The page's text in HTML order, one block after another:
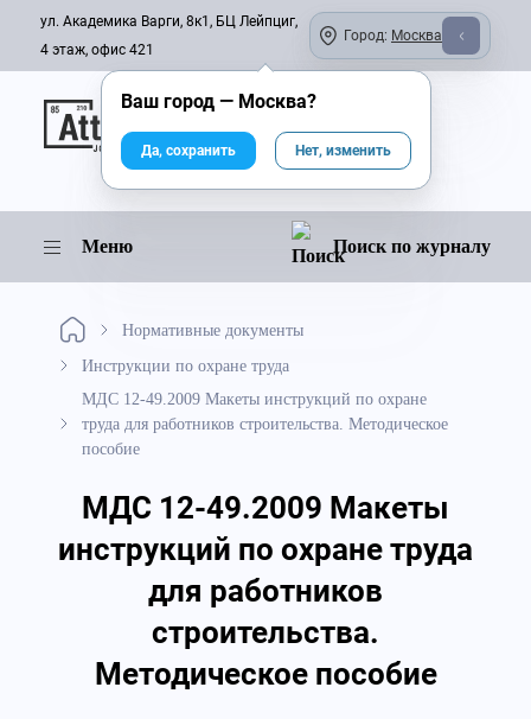
ул. Академика Варги, 8к1, БЦ Лейпциг,
4 этаж, офис 421
Город: Москва
Онлайн-журнал
Меню Поиск по журналу
Нормативные документы
Инструкции по охране труда
МДС 12-49.2009 Макеты инструкций по охране
труда для работников строительства. Методическое
пособие
МДС 12-49.2009 Макеты
инструкций по охране труда
для работников
строительства.
Методическое пособие
Ваш город — Москва?
Да, сохранить Нет, изменить